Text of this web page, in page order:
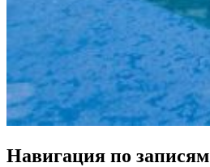
Навигация по записям